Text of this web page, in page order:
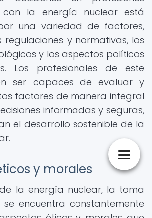
con la energía nuclear está
una variedad de factores,
regulaciones y normativas, los
y los aspectos políticos
Los profesionales de este
ser capaces de evaluar y
factores de manera integral
informadas y seguras,
el desarrollo sostenible de la
y morales
la energía nuclear, la toma
se encuentra constantemente